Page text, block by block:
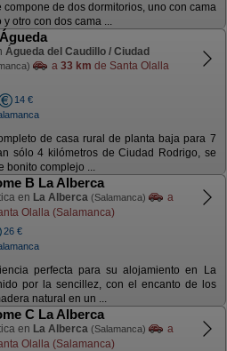
compone de dos dormitorios, uno con cama
otro con dos cama ...
Águeda del Caudillo / Ciudad
a 33 km de Santa Olalla
14 €
de casa rural de planta baja para 7
sólo 4 kilómetros de Ciudad Rodrigo, se
bonito complejo ...
B La Alberca
en La Alberca (Salamanca)
a
Olalla (Salamanca)
26 €
perfecta para su alojamiento en La
por la sencillez, con el encanto de los
natural en un ...
C La Alberca
en La Alberca (Salamanca)
a
Olalla (Salamanca)